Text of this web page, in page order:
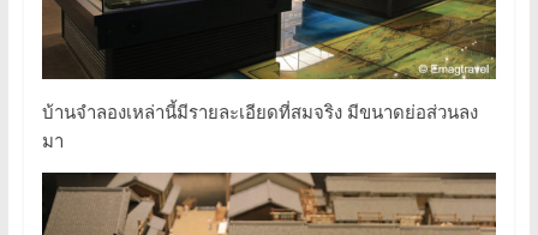
บ้านจำลองเหล่านี้มีรายละเอียดที่สมจริง มีขนาดย่อส่วนลง
มา